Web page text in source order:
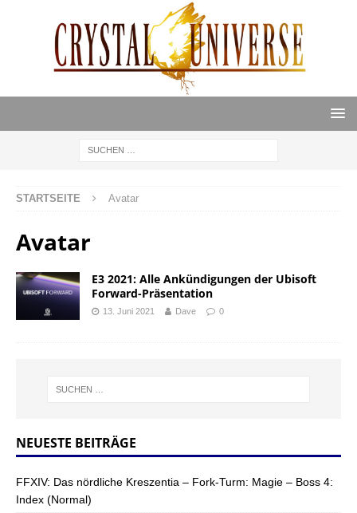
STARTSEITE Avatar
Avatar
E3 2021: Alle Ankündigungen der Ubisoft
Forward-Präsentation
13. Juni 2021 Dave 0
NEUESTE BEITRÄGE
FFXIV: Das nördliche Kreszentia – Fork-Turm: Magie – Boss 4:
Index (Normal)